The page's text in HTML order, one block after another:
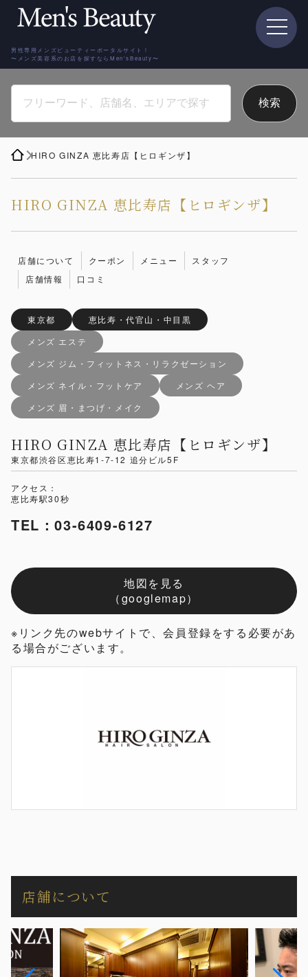
男性専用メンズビューティーポータルサイト！
〜メンズ美容系のお店を探すならMen'sBeauty〜
HIRO GINZA 恵比寿店【ヒロギンザ】
HIRO GINZA 恵比寿店【ヒロギンザ】
店舗について クーポン メニュー
スタッフ
店舗情報
口コミ
東京都
恵比寿・代官山・中目黒
メンズ エステ
メンズ ジム・フィットネス・リラクゼーション
メンズ ネイル・フットケア
メンズ ヘア
メンズ 眉・まつげ・メイク
HIRO GINZA 恵比寿店【ヒロギンザ】
東京都渋谷区恵比寿1-7-12 追分ビル5F
アクセス：
恵比寿駅30秒
TEL：03-6409-6127
地図を見る
（googlemap）
※リンク先のwebサイトで、会員登録をする必要があ
る場合がございます。
店舗について